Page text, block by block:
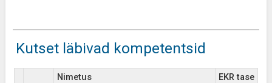
Kutset läbivad kompetentsid
Nimetus EKR tase